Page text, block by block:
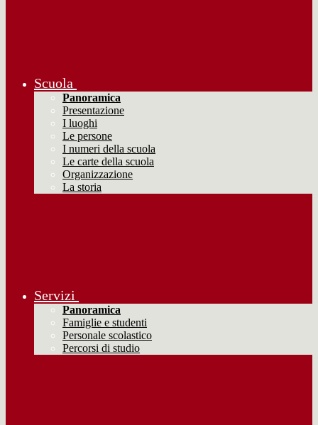
Scuola
Panoramica
Presentazione
I luoghi
Le persone
I numeri della scuola
Le carte della scuola
Organizzazione
La storia
Servizi
Panoramica
Famiglie e studenti
Personale scolastico
Percorsi di studio